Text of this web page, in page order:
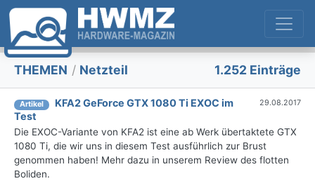
THEMEN / Netzteil 1.252 Einträge
Artikel
KFA2 GeForce GTX 1080 Ti EXOC im
Test
29.08.2017
Die EXOC-Variante von KFA2 ist eine ab Werk übertaktete GTX
1080 Ti, die wir uns in diesem Test ausführlich zur Brust
genommen haben! Mehr dazu in unserem Review des flotten
Boliden.